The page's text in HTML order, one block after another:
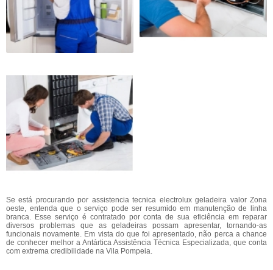
Se está procurando por assistencia tecnica electrolux geladeira valor Zona
oeste, entenda que o serviço pode ser resumido em manutenção de linha
branca. Esse serviço é contratado por conta de sua eficiência em reparar
diversos problemas que as geladeiras possam apresentar, tornando-as
funcionais novamente. Em vista do que foi apresentado, não perca a chance
de conhecer melhor a Antártica Assistência Técnica Especializada, que conta
com extrema credibilidade na Vila Pompeia.